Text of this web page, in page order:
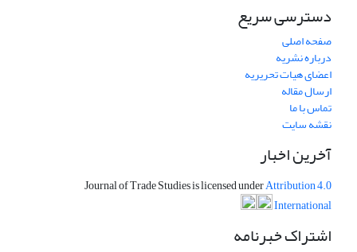
دسترسی سریع
صفحه اصلی
درباره نشریه
اعضای هیات تحریریه
ارسال مقاله
تماس با ما
نقشه سایت
آخرین اخبار
Journal of Trade Studies is licensed underAttribution 4.0
International
اشتراک خبرنامه